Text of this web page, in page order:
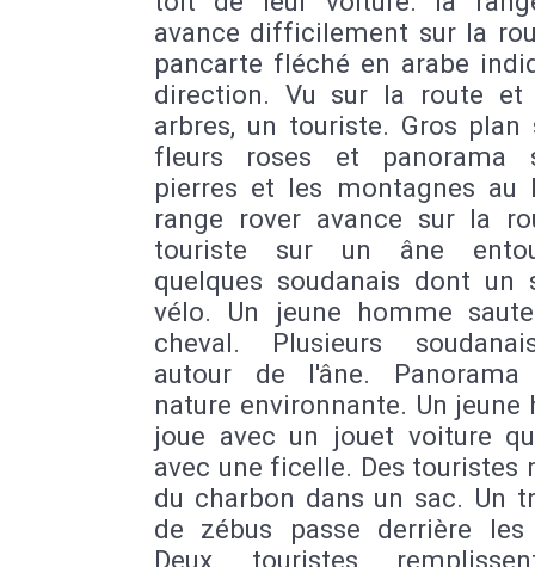
avance difficilement sur la
pancarte fléché en arabe
direction. Vu sur la route et
arbres, un touriste. Gros plan
fleurs roses et panorama
pierres et les montagnes au
range rover avance sur la
touriste sur un âne
quelques soudanais dont un
vélo. Un jeune homme
cheval. Plusieurs
autour de l'âne.
nature environnante. Un jeune
joue avec un jouet voiture
avec une ficelle. Des touristes
du charbon dans un sac. Un
de zébus passe derrière les
Deux touristes